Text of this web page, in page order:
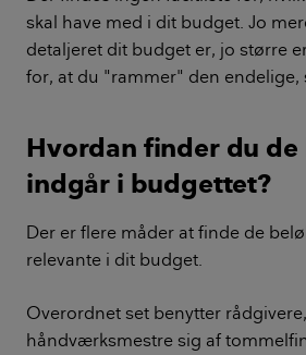
skal have med i dit budget. Jo
detaljeret dit budget er, jo større
for, at du "rammer" den endelige,
Hvordan finder du
indgår i budgettet?
Der er flere måder at finde de
relevante i dit budget.
Overordnet set benytter
håndværksmestre sig af